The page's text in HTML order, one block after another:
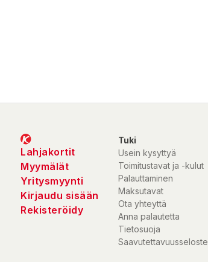
Lahjakortit
Myymälät
Yritysmyynti
Kirjaudu sisään
Rekisteröidy
Tuki
Usein kysyttyä
Toimitustavat ja -kulut
Palauttaminen
Maksutavat
Ota yhteyttä
Anna palautetta
Tietosuoja
Saavutettavuusseloste